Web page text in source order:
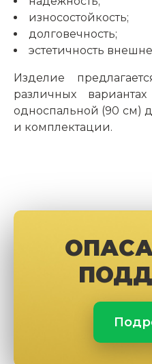
износостойкость;
долговечность;
эстетичность
Изделие
различных
односпальной (90 см)
и комплектации.